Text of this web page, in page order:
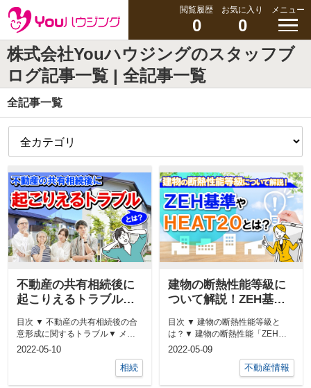
閲覧履歴
0
お気に入り
0
メニュー
株式会社Youハウジングのスタッフブ
ログ記事一覧 | 全記事一覧
全記事一覧
不動産の共有相続後に
起こりえるトラブルと
目次 ▼ 不動産の共有相続後の合
意形成に関するトラブル▼ メガ
共有によって起こる不動産共有相
2022-05-10
相続
建物の断熱性能等級に
ついて解説！ZEH基準
目次 ▼ 建物の断熱性能等級と
は？▼ 建物の断熱性能「ZEH」
とは？▼ 建物の断熱性能の
2022-05-09
不動産情報